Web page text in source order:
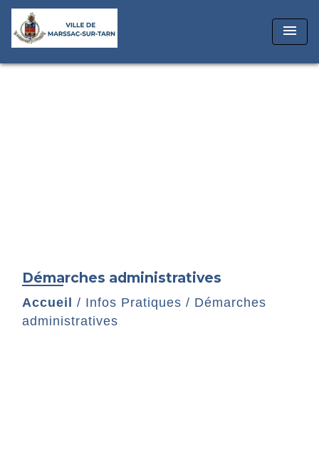
menu
Démarches administratives
Accueil / Infos Pratiques / Démarches
administratives